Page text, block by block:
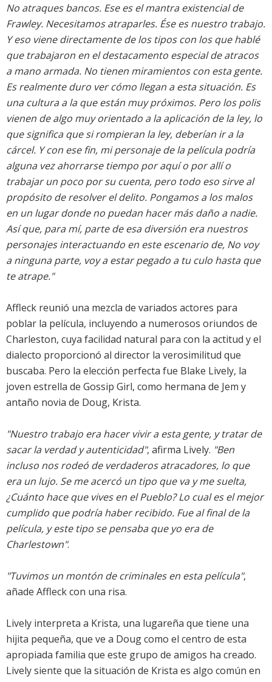
No atraques bancos. Ese es el mantra existencial de
Frawley. Necesitamos atraparles. Ése es nuestro trabajo.
Y eso viene directamente de los tipos con los que hablé
que trabajaron en el destacamento especial de atracos
a mano armada. No tienen miramientos con esta gente.
Es realmente duro ver cómo llegan a esta situación. Es
una cultura a la que están muy próximos. Pero los polis
vienen de algo muy orientado a la aplicación de la ley, lo
que significa que si rompieran la ley, deberían ir a la
cárcel. Y con ese fin, mi personaje de la película podría
alguna vez ahorrarse tiempo por aquí o por allí o
trabajar un poco por su cuenta, pero todo eso sirve al
propósito de resolver el delito. Pongamos a los malos
en un lugar donde no puedan hacer más daño a nadie.
Así que, para mí, parte de esa diversión era nuestros
personajes interactuando en este escenario de, No voy
a ninguna parte, voy a estar pegado a tu culo hasta que
te atrape."
Affleck reunió una mezcla de variados actores para
poblar la película, incluyendo a numerosos oriundos de
Charleston, cuya facilidad natural para con la actitud y el
dialecto proporcionó al director la verosimilitud que
buscaba. Pero la elección perfecta fue Blake Lively, la
joven estrella de Gossip Girl, como hermana de Jem y
antaño novia de Doug, Krista.
"Nuestro trabajo era hacer vivir a esta gente, y tratar de
sacar la verdad y autenticidad", afirma Lively. "Ben
incluso nos rodeó de verdaderos atracadores, lo que
era un lujo. Se me acercó un tipo que va y me suelta,
¿Cuánto hace que vives en el Pueblo? Lo cual es el mejor
cumplido que podría haber recibido. Fue al final de la
película, y este tipo se pensaba que yo era de
Charlestown".
"Tuvimos un montón de criminales en esta película",
añade Affleck con una risa.
Lively interpreta a Krista, una lugareña que tiene una
hijita pequeña, que ve a Doug como el centro de esta
apropiada familia que este grupo de amigos ha creado.
Lively siente que la situación de Krista es algo común en